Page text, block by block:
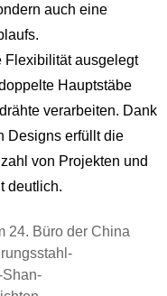
auch eine
Flexibilität ausgelegt
Hauptstäbe
verarbeiten. Dank
Designs erfüllt die
von Projekten und
deutlich.